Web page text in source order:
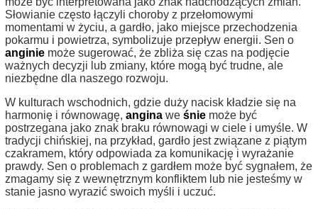
Słowianie często łączyli choroby z przełomowymi
momentami w życiu, a gardło, jako miejsce przechodzenia
pokarmu i powietrza, symbolizuje przepływ energii. Sen o
anginie może sugerować, że zbliża się czas na podjęcie
ważnych decyzji lub zmiany, które mogą być trudne, ale
niezbędne dla naszego rozwoju.
W kulturach wschodnich, gdzie duży nacisk kładzie się na
harmonię i równowagę, angina we śnie może być
postrzegana jako znak braku równowagi w ciele i umyśle. W
tradycji chińskiej, na przykład, gardło jest związane z piątym
czakramem, który odpowiada za komunikację i wyrażanie
prawdy. Sen o problemach z gardłem może być sygnałem, że
zmagamy się z wewnętrznym konfliktem lub nie jesteśmy w
stanie jasno wyrazić swoich myśli i uczuć.